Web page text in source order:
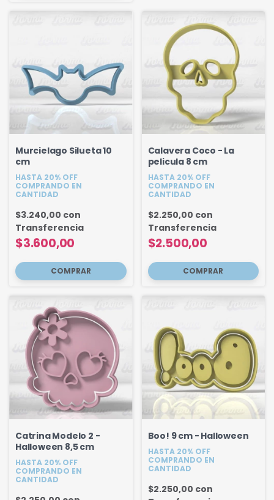
Murcielago Silueta 10
cm
HASTA 20% OFF
COMPRANDO EN
CANTIDAD
$3.600,00
$3.240,00 con
Transferencia
Calavera Coco - La
pelicula 8 cm
HASTA 20% OFF
COMPRANDO EN
CANTIDAD
$2.500,00
$2.250,00 con
Transferencia
Catrina Modelo 2 -
Halloween 8,5 cm
HASTA 20% OFF
COMPRANDO EN
CANTIDAD
Boo! 9 cm - Halloween
HASTA 20% OFF
COMPRANDO EN
CANTIDAD
$2.250,00 con